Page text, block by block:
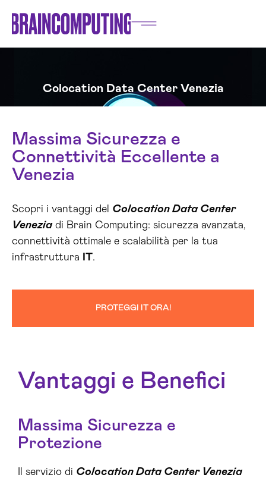
Colocation Data Center Venezia
Massima Sicurezza e
Connettività Eccellente a
Venezia
Scopri i vantaggi del Colocation Data Center
Veneziadi Brain Computing: sicurezza avanzata,
connettività ottimale e scalabilità per la tua
infrastruttura
IT.
PROTEGGI IT ORA!
Vantaggi e Benefici
Massima Sicurezza e
Protezione
Il servizio di Colocation Data Center Venezia